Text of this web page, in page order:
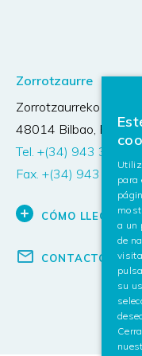
Zorrotzaurre
Zorrotzaurreko
48014 Bilbao,
Tel. +(34) 943 309 230
Fax. +(34) 943 309
CÓMO LLEGAR
CONTACTO
para
a un
de
su